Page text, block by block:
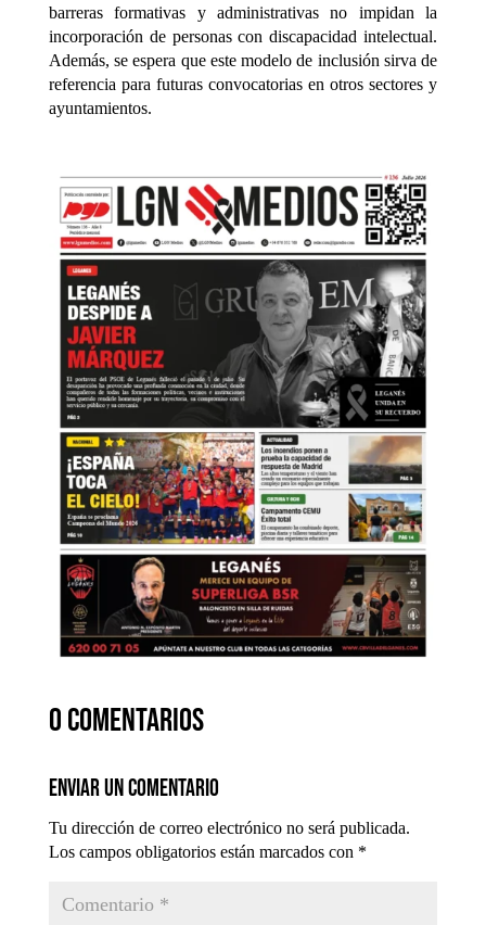
barreras formativas y administrativas no impidan la
incorporación de personas con discapacidad intelectual.
Además, se espera que este modelo de inclusión sirva de
referencia para futuras convocatorias en otros sectores y
ayuntamientos.
0 comentarios
Enviar un comentario
Tu dirección de correo electrónico no será publicada.
Los campos obligatorios están marcados con *